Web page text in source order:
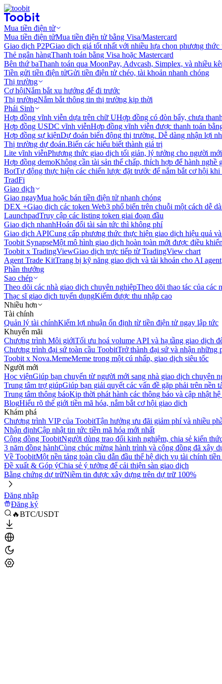
Mua tiền điện tử
Mua tiền điện tửMua tiền điện tử bằng Visa/Mastercard
Giao dịch P2PGiao dịch giá tốt nhất với nhiều lựa chọn phương thức
Thẻ ngân hàngThanh toán bằng Visa hoặc Mastercard
Bên thứ baThanh toán qua MoonPay, Advcash, Simplex, và nhiều
Tiền gửi tiền điện tửGửi tiền điện tử chéo, tài khoản nhanh chóng
Thị trường
Cơ hộiNắm bắt xu hướng để đi trước
Thị trườngNắm bắt thông tin thị trường kịp thời
Phái Sinh
Hợp đồng vĩnh viễn dựa trên chữ UHợp đồng có đòn bẩy, chưa
Hợp đồng USDC vĩnh viễnHợp đồng vĩnh viễn được thanh toán
Hợp đồng sự kiệnDự đoán biến động thị trường. Dễ dàng nhận lợi
Thị trường dự đoán.Biến các hiểu biết thành giá trị
Lite vĩnh viễnPhương thức giao dịch tối giản, lý tưởng cho người
Hợp đồng demoKhông cần tài sản thế chấp, thích hợp để hành nghề
BotTự động thực hiện các chiến lược đặt trước để nắm bắt cơ hội
TradFi
Giao dịch
Giao ngayMua hoặc bán tiền điện tử nhanh chóng
DEX +Giao dịch các token Web3 phổ biến trên chuỗi một cách dễ
LaunchpadTruy cập các listing token giai đoạn đầu
Giao dịch nhanhHoán đổi tài sản tức thì không phí
Giao dịch APICung cấp phương thức thực hiện giao dịch hiệu quả
Toobit SynapseMột mô hình giao dịch hoàn toàn mới được điều
Toobit x TradingViewGiao dịch trực tiếp từ TradingView chart
Agent Trade KitTrang bị kỹ năng giao dịch và tài khoản cho AI agent
Phần thưởng
Sao chép
Theo dõi các nhà giao dịch chuyên nghiệpTheo dõi thao tác của các
Thạc sĩ giao dịch tuyển dụngKiếm được thu nhập cao
Nhiều hơn
Tài chính
Quản lý tài chínhKiếm lợi nhuận ổn định từ tiền điện tử ngay lập tức
Khuyến mãi
Chương trình Môi giớiTối ưu hoá volume API và hạ tầng giao dịch
Chương trình đại sứ toàn cầu ToobitTrở thành đại sứ và nhận những
Toobit x Nova.MemeMeme trong một cú nhấp, giao dịch siêu tốc
Người mới
Học việnGiúp bạn chuyển từ người mới sang nhà giao dịch chuyên
Trung tâm trợ giúpGiúp bạn giải quyết các vấn đề gặp phải trên nền
Trung tâm thông báoKịp thời phát hành các thông báo và cập nhật
BlogHiểu rõ thế giới tiền mã hóa, nắm bắt cơ hội giao dịch
Khám phá
Chương trình VIP của ToobitTận hưởng ưu đãi giảm phí và nhiều
Nhận địnhCập nhật tin tức tiền mã hóa mới nhất
Cộng đồng ToobitNgười dùng trao đổi kinh nghiệm, chia sẻ kiến
3 năm đồng hànhCùng chúc mừng hành trình và cộng đồng đã xây
Về ToobitMột nền tảng toàn cầu dẫn đầu thế hệ dịch vụ tài chính
Đề xuất & Góp ýChia sẻ ý tưởng để cải thiện sàn giao dịch
Bằng chứng dự trữNiềm tin được xây dựng trên dự trữ 100%
Đăng nhập
Đăng ký
🔥BTC/USDT